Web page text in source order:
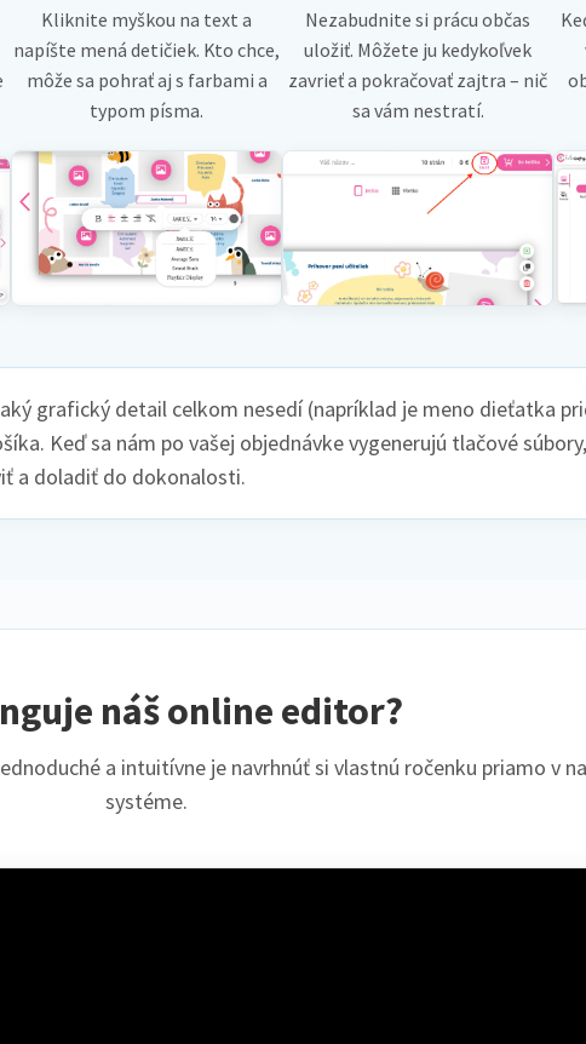
Kliknite myškou na text a
napíšte mená detičiek. Kto chce,
môže sa pohrať aj s farbami a
typom písma.
Nezabudnite si prácu občas
uložiť. Môžete ju kedykoľvek
zavrieť a pokračovať zajtra – nič
sa vám nestratí.
grafický detail celkom nesedí (napríklad je meno dieťatka
Keď sa nám po vašej objednávke vygenerujú tlačové
a doladiť do dokonalosti.
náš online editor?
a intuitívne je navrhnúť si vlastnú ročenku priamo v
systéme.